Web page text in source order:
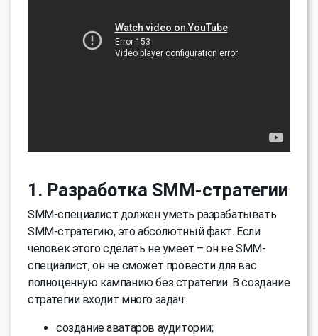
1. Разработка SMM-стратегии
SMM-специалист должен уметь разрабатывать
SMM-стратегию, это абсолютный факт. Если
человек этого сделать не умеет – он не SMM-
специалист, он не сможет провести для вас
полноценную кампанию без стратегии. В создание
стратегии входит много задач:
создание аватаров аудитории;